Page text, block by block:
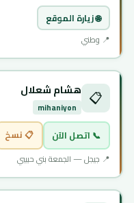
🌐 زيارة الموقع
📍 وطني
📋 هشام شعلال
mihaniyon
📞 اتصل الآن 📋 نسخ
📍 جيجل — الجمعة بني حبيبي